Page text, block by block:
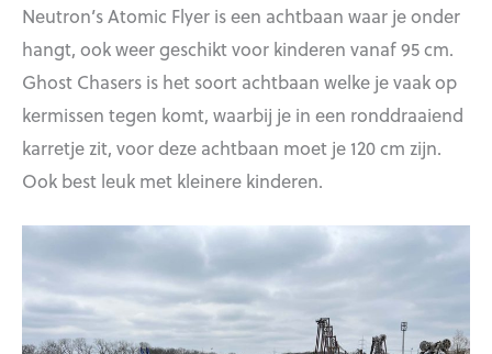
Neutron’s Atomic Flyer is een achtbaan waar je onder
hangt, ook weer geschikt voor kinderen vanaf 95 cm.
Ghost Chasers is het soort achtbaan welke je vaak op
kermissen tegen komt, waarbij je in een ronddraaiend
karretje zit, voor deze achtbaan moet je 120 cm zijn.
Ook best leuk met kleinere kinderen.